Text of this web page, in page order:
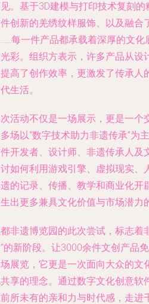
。基于3D建模与打印技术复刻
创新的羌绣纹样服饰、以及融合
每一件产品都承载着深厚的文
彩。组织方表示，许多产品从设
高了创作效率，更激发了传承人
生活。
活动不仅是一场展示，更是一个
场以“数字技术助力非遗传承”为
开发者、设计师、非遗传承人及
如何利用游戏引擎、虚拟现实、
的记录、传播、教学和商业化开
出更多兼具文化价值与市场潜力
非遗博览园的此次尝试，标志着
的新阶段。让3000余件文创产品
展览，它更是一次面向大众的文
享的理念。通过数字文化创意软
所未有的亲和力与时代感，走进